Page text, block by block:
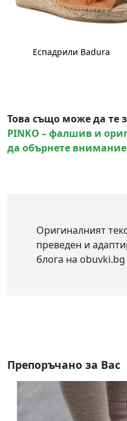
Еспадрили Badura
Това също може да те
PINKO – фалшив и
да обърнете внимание
Оригиналният
преведен и
блога на
Препоръчано за Вас